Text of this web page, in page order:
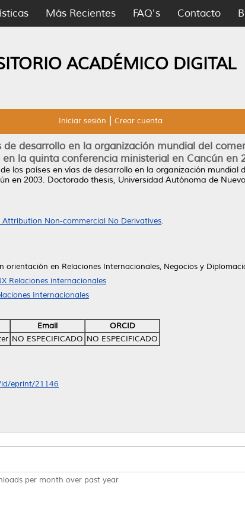
Más Recientes FAQ's Contacto
ACADÉMICO DIGITAL
Iniciar sesión Crear cuenta
desarrollo en la organización mundial del
la quinta conferencia ministerial en Cancún en
los países en vías de desarrollo en la organización mundial
en 2003. Doctorado thesis, Universidad Autónoma de
Attribution Non-commercial No Derivatives.
orientación en Relaciones Internacionales, Negocios y
Relaciones internacionales
Internacionales
Email
ORCID
NO ESPECIFICADO NO ESPECIFICADO
eprint/21146
per month over past year